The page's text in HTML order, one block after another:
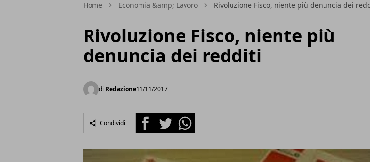
Home Economia &amp; Lavoro Rivoluzione Fisco, niente più denuncia dei
Rivoluzione Fisco, niente più
denuncia dei redditi
di Redazione11/11/2017
Condividi FacebookTwitterWhatsapp